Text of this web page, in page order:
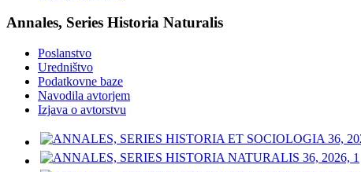
Annales, Series Historia Naturalis
Poslanstvo
Uredništvo
Podatkovne baze
Navodila avtorjem
Izjava o avtorstvu